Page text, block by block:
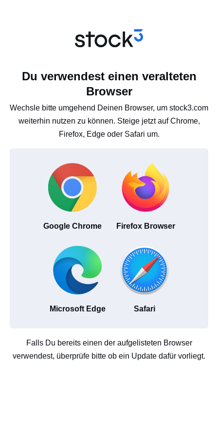
Du verwendest einen veralteten
Browser
Wechsle bitte umgehend Deinen Browser, um stock3.com
weiterhin nutzen zu können. Steige jetzt auf Chrome,
Firefox, Edge oder Safari um.
Google Chrome Firefox Browser
Microsoft Edge Safari
Falls Du bereits einen der aufgelisteten Browser
verwendest, überprüfe bitte ob ein Update dafür vorliegt.